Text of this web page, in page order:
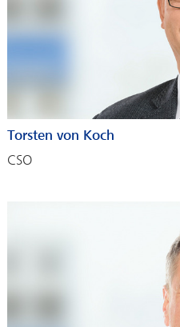
Torsten von Koch
CSO